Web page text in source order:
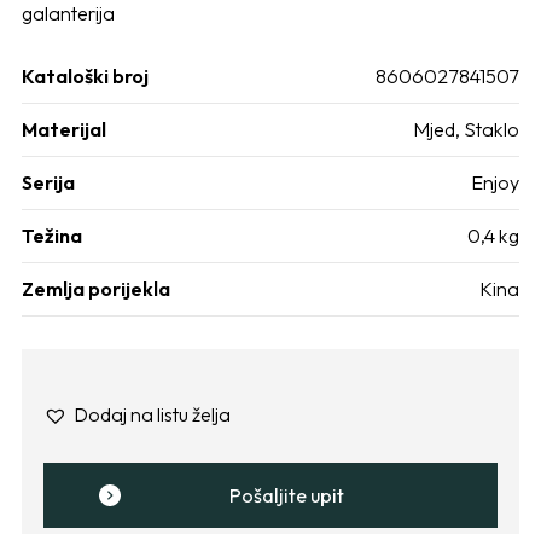
galanterija
Kataloški broj 8606027841507
Materijal Mjed, Staklo
Serija Enjoy
Težina 0,4 kg
Zemlja porijekla Kina
Dodaj na listu želja
Pošaljite upit